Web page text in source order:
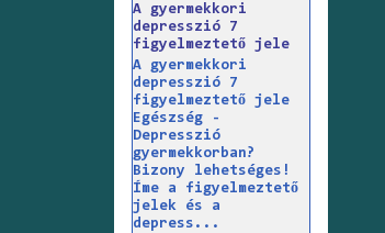
A gyermekkori
depresszió 7
figyelmeztető jele
A gyermekkori
depresszió 7
figyelmeztető jele
Egészség -
Depresszió
gyermekkorban?
Bizony lehetséges!
Íme a figyelmeztető
jelek és a
depress...